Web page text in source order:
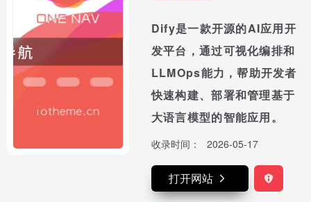
Dify是一款开源的AI应用开
发平台，通过可视化编排和
LLMOps能力，帮助开发者
快速构建、部署和管理基于
大语言模型的智能应用。
收录时间： 2026-05-17
打开网站